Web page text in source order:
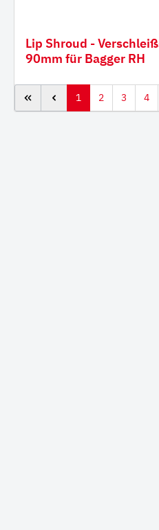
Lip Shroud -
90mm für Bagger RH
1 2 3 4